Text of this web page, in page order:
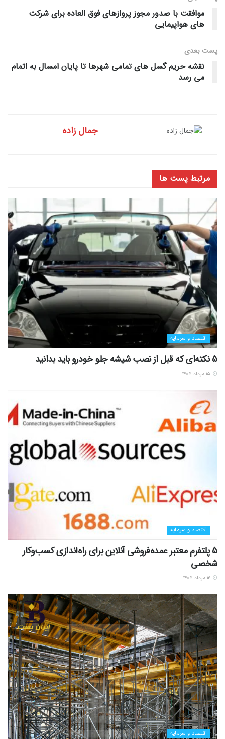
موافقت با صدور مجوز پروازهای فوق العاده برای شرکت
های هواپیمایی
پست‌ بعدی
نقشه حریم گسل های تمامی شهرها تا پایان امسال به اتمام
می رسد
جمال زاده
مرتبط پست ها
اقتصاد و سرمایه
5 نکته‌ای که قبل از نصب شیشه جلو خودرو باید بدانید
اقتصاد و سرمایه
5 پلتفرم معتبر عمده‌فروشی آنلاین برای راه‌اندازی کسب‌وکار
شخصی
اقتصاد و سرمایه